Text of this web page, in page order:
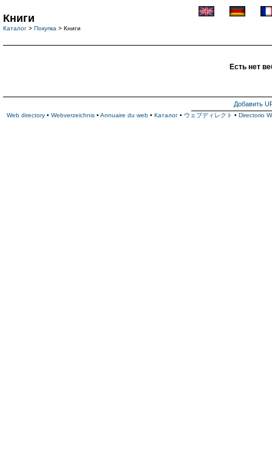
Книги
Каталог > Покупка > Книги
Есть нет
Добавить
Web directory • Webverzeichnis • Annuaire du web • Каталог • ウェブディレクト • Directorio